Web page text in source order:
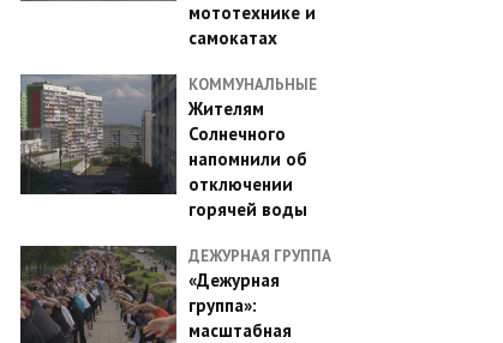
мототехнике и
самокатах
КОММУНАЛЬНЫЕ
Жителям
Солнечного
напомнили об
отключении
горячей воды
ДЕЖУРНАЯ ГРУППА
«Дежурная
группа»:
масштабная